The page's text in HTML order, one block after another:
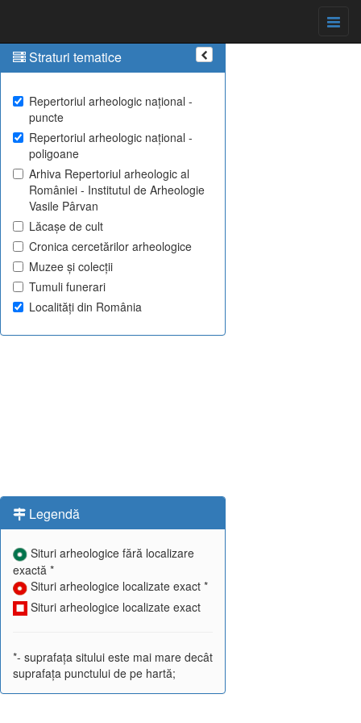
Straturi tematice
Repertoriul arheologic național -
puncte
Repertoriul arheologic național -
poligoane
Arhiva Repertoriul arheologic al
României - Institutul de Arheologie
Vasile Pârvan
Lăcașe de cult
Cronica cercetărilor arheologice
Muzee și colecții
Tumuli funerari
Localități din România
Legendă
Situri arheologice fără localizare
exactă *
Situri arheologice localizate exact *
Situri arheologice localizate exact
*- suprafața sitului este mai mare decât
suprafața punctului de pe hartă;